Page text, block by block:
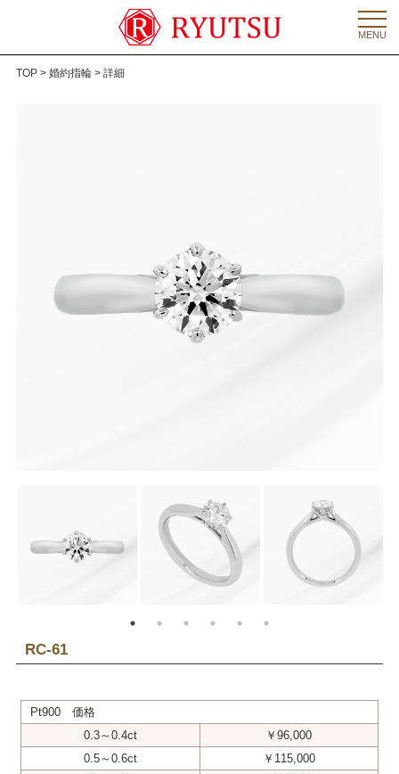
MENU
TOP> 婚約指輪> 詳細
RC-61
Pt900 価格
0.3～0.4ct
￥96,000
0.5～0.6ct
￥115,000